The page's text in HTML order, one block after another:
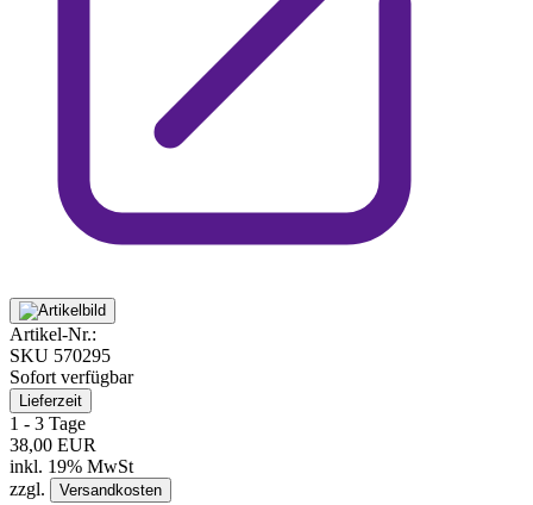
Artikel-Nr.:
SKU 570295
Sofort verfügbar
Lieferzeit
1 - 3 Tage
38,00 EUR
inkl. 19% MwSt
zzgl.
Versandkosten